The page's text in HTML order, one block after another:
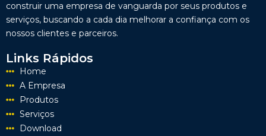
construir uma empresa de vanguarda por seus produtos e
serviços, buscando a cada dia melhorar a confiança com os
nossos clientes e parceiros.
Links Rápidos
Home
A Empresa
Produtos
Serviços
Download